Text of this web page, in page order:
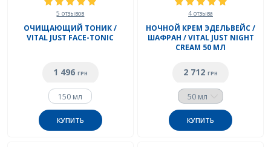
5 отзывов
ОЧИЩАЮЩИЙ ТОНИК /
VITAL JUST FACE-TONIC
1 496 ГРН
150 мл
КУПИТЬ
4 отзыва
НОЧНОЙ КРЕМ ЭДЕЛЬВЕЙС /
ШАФРАН / VITAL JUST NIGHT
CREAM 50 МЛ
2 712 ГРН
КУПИТЬ